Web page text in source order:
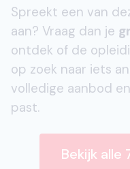
Spreekt een van
aan? Vraag dan je
ontdek of de
op zoek naar iets
volledige aanbod
past.
Bekijk alle